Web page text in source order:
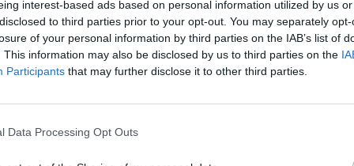
interest-based ads based on personal information utilized by us
to third parties prior to your opt-out. You may separately
of your personal information by third parties on the IAB’s list of
This information may also be disclosed by us to third parties on the
Participants that may further disclose it to other third parties.
Data Processing Opt Outs
από τις πλουσιότερες της
διακοπές ρεύματος, που
Καράκας, που για καιρό δεν
κι αυτή τελευταία.